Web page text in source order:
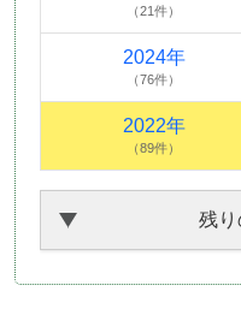
（21件）
2024年
（76件）
2022年
（89件）
残